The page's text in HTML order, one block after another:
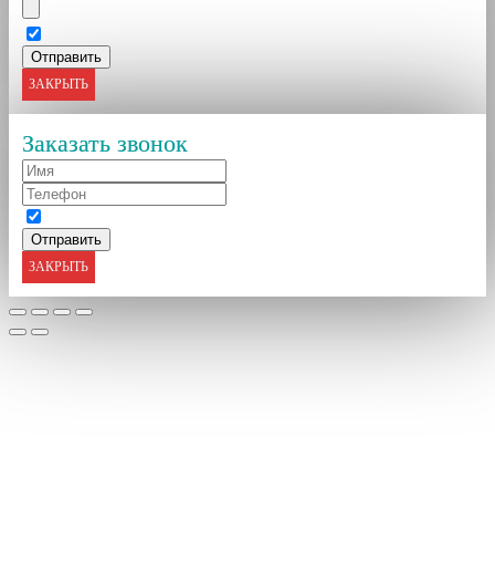
ЗАКРЫТЬ
Заказать звонок
ЗАКРЫТЬ